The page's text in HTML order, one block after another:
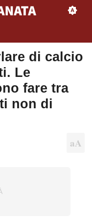
di calcio
Le
fare tra
non di